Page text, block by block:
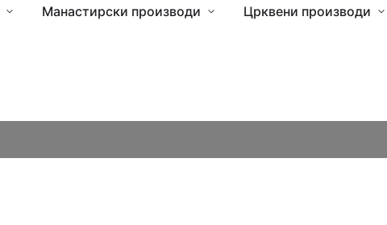
Манастирски производи Црквени производи